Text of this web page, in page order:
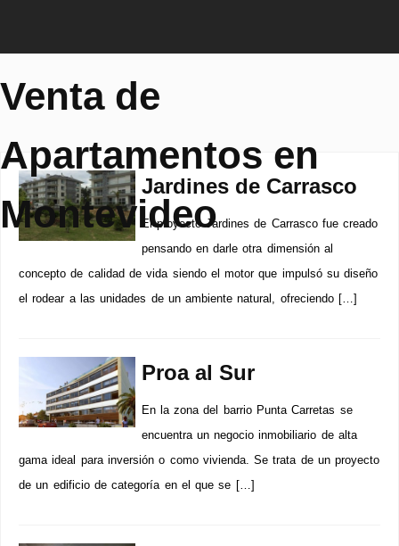
Venta de
Apartamentos en
Montevideo
Jardines de Carrasco
El proyecto Jardines de Carrasco fue creado
pensando en darle otra dimensión al
concepto de calidad de vida siendo el motor que impulsó su diseño
el rodear a las unidades de un ambiente natural, ofreciendo […]
Proa al Sur
En la zona del barrio Punta Carretas se
encuentra un negocio inmobiliario de alta
gama ideal para inversión o como vivienda. Se trata de un proyecto
de un edificio de categoría en el que se […]